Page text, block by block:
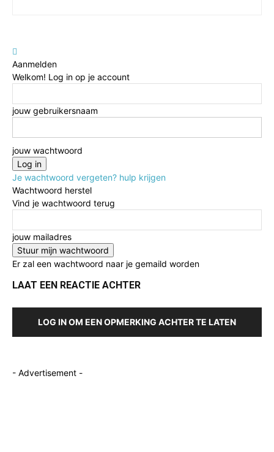
Aanmelden
Welkom! Log in op je account
jouw gebruikersnaam
jouw wachtwoord
Je wachtwoord vergeten? hulp krijgen
Wachtwoord herstel
Vind je wachtwoord terug
jouw mailadres
Er zal een wachtwoord naar je gemaild worden
LAAT EEN REACTIE ACHTER
LOG IN OM EEN OPMERKING ACHTER TE LATEN
- Advertisement -